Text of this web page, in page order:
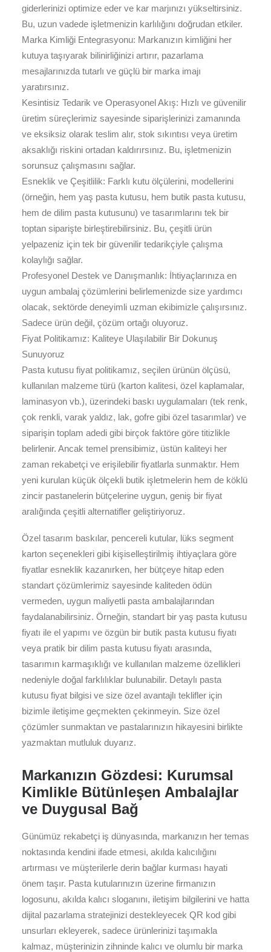
giderlerinizi optimize eder ve kar marjınızı yükseltirsiniz.
Bu, uzun vadede işletmenizin karlılığını doğrudan etkiler.
Marka Kimliği Entegrasyonu: Markanızın kimliğini her
kutuya taşıyarak bilinirliğinizi artırır, pazarlama
mesajlarınızda tutarlı ve güçlü bir marka imajı
yaratırsınız.
Kesintisiz Tedarik ve Operasyonel Akış: Hızlı ve güvenilir
üretim süreçlerimiz sayesinde siparişlerinizi zamanında
ve eksiksiz olarak teslim alır, stok sıkıntısı veya üretim
aksaklığı riskini ortadan kaldırırsınız. Bu, işletmenizin
sorunsuz çalışmasını sağlar.
Esneklik ve Çeşitlilik: Farklı kutu ölçülerini, modellerini
(örneğin, hem yaş pasta kutusu, hem butik pasta kutusu,
hem de dilim pasta kutusunu) ve tasarımlarını tek bir
toptan siparişte birleştirebilirsiniz. Bu, çeşitli ürün
yelpazeniz için tek bir güvenilir tedarikçiyle çalışma
kolaylığı sağlar.
Profesyonel Destek ve Danışmanlık: İhtiyaçlarınıza en
uygun ambalaj çözümlerini belirlemenizde size yardımcı
olacak, sektörde deneyimli uzman ekibimizle çalışırsınız.
Sadece ürün değil, çözüm ortağı oluyoruz.
Fiyat Politikamız: Kaliteye Ulaşılabilir Bir Dokunuş
Sunuyoruz
Pasta kutusu fiyat politikamız, seçilen ürünün ölçüsü,
kullanılan malzeme türü (karton kalitesi, özel kaplamalar,
laminasyon vb.), üzerindeki baskı uygulamaları (tek renk,
çok renkli, varak yaldız, lak, gofre gibi özel tasarımlar) ve
siparişin toplam adedi gibi birçok faktöre göre titizlikle
belirlenir. Ancak temel prensibimiz, üstün kaliteyi her
zaman rekabetçi ve erişilebilir fiyatlarla sunmaktır. Hem
yeni kurulan küçük ölçekli butik işletmelerin hem de köklü
zincir pastanelerin bütçelerine uygun, geniş bir fiyat
aralığında çeşitli alternatifler geliştiriyoruz.
Özel tasarım baskılar, pencereli kutular, lüks segment
karton seçenekleri gibi kişiselleştirilmiş ihtiyaçlara göre
fiyatlar esneklik kazanırken, her bütçeye hitap eden
standart çözümlerimiz sayesinde kaliteden ödün
vermeden, uygun maliyetli pasta ambalajlarından
faydalanabilirsiniz. Örneğin, standart bir yaş pasta kutusu
fiyatı ile el yapımı ve özgün bir butik pasta kutusu fiyatı
veya pratik bir dilim pasta kutusu fiyatı arasında,
tasarımın karmaşıklığı ve kullanılan malzeme özellikleri
nedeniyle doğal farklılıklar bulunabilir. Detaylı pasta
kutusu fiyat bilgisi ve size özel avantajlı teklifler için
bizimle iletişime geçmekten çekinmeyin. Size özel
çözümler sunmaktan ve pastalarınızın hikayesini birlikte
yazmaktan mutluluk duyarız.
Markanızın Gözdesi: Kurumsal
Kimlikle Bütünleşen Ambalajlar
ve Duygusal Bağ
Günümüz rekabetçi iş dünyasında, markanızın her temas
noktasında kendini ifade etmesi, akılda kalıcılığını
artırması ve müşterilerle derin bağlar kurması hayati
önem taşır. Pasta kutularınızın üzerine firmanızın
logosunu, akılda kalıcı sloganını, iletişim bilgilerini ve hatta
dijital pazarlama stratejinizi destekleyecek QR kod gibi
unsurları ekleyerek, sadece ürünlerinizi taşımakla
kalmaz, müşterinizin zihninde kalıcı ve olumlu bir marka